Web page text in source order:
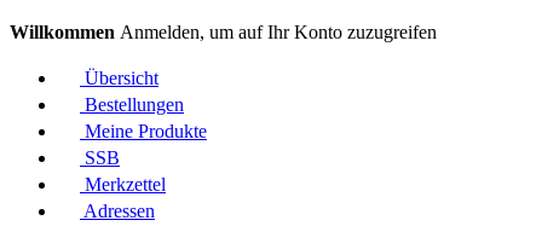
Willkommen Anmelden, um auf Ihr Konto zuzugreifen
Übersicht
Bestellungen
Meine Produkte
SSB
Merkzettel
Adressen